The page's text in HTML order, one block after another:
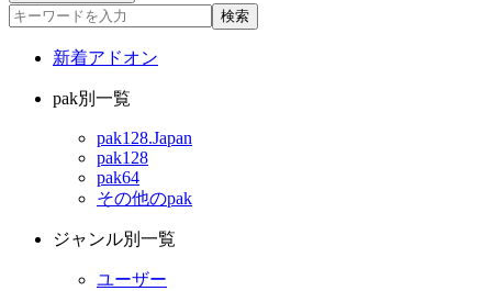
検索
新着アドオン
pak別一覧
pak128.Japan
pak128
pak64
その他のpak
ジャンル別一覧
ユーザー